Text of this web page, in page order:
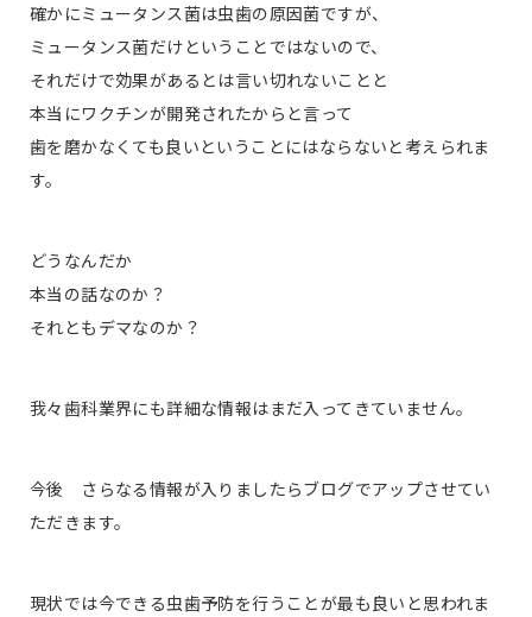
確かにミュータンス菌は虫歯の原因菌ですが、
ミュータンス菌だけということではないので、
それだけで効果があるとは言い切れないことと
本当にワクチンが開発されたからと言って
歯を磨かなくても良いということにはならないと考えられま
す。
どうなんだか
本当の話なのか？
それともデマなのか？
我々歯科業界にも詳細な情報はまだ入ってきていません。
今後 さらなる情報が入りましたらブログでアップさせてい
ただきます。
現状では今できる虫歯予防を行うことが最も良いと思われま